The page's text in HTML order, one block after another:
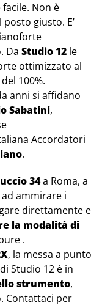
Non è
giusto. E’
Da Studio 12 le
ottimizzato al
100%.
anni si affidano
Sabatini,
Accordatori
.
34a Roma, a
ammirare i
direttamente e
la modalità di
.
, la messa a punto
Studio 12 è in
strumento,
Contattaci per